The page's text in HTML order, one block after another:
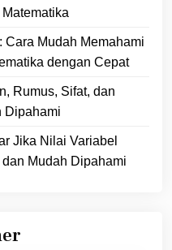
Cara Mudah Memahami
dengan Cepat
Rumus, Sifat, dan
Dipahami
Jika Nilai Variabel
Mudah Dipahami